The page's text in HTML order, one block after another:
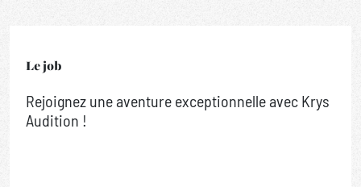
Le job
Rejoignez une aventure exceptionnelle avec Krys
Audition !